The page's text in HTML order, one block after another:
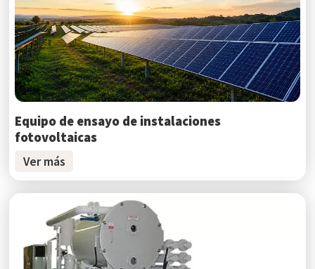
Equipo de ensayo de instalaciones
fotovoltaicas
Ver más